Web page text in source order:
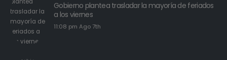
Gobierno plantea trasladar la mayoría de feriados
a los viernes
11:08 pm Ago 7th